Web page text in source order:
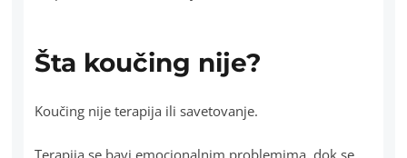
Šta koučing nije?
Koučing nije terapija ili savetovanje.